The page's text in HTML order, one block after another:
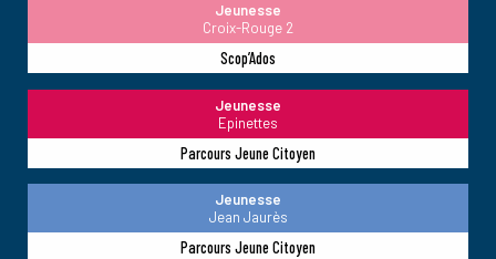
Jeunesse
Croix-Rouge 2
Scop’Ados
Jeunesse
Epinettes
Parcours Jeune Citoyen
Jeunesse
Jean Jaurès
Parcours Jeune Citoyen